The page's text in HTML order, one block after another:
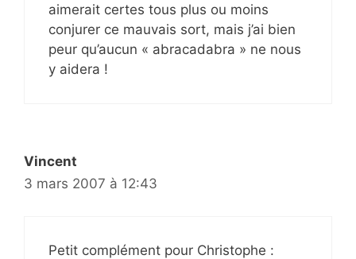
aimerait certes tous plus ou moins
conjurer ce mauvais sort, mais j’ai bien
peur qu’aucun « abracadabra » ne nous
y aidera !
Vincent
3 mars 2007 à 12:43
Petit complément pour Christophe :